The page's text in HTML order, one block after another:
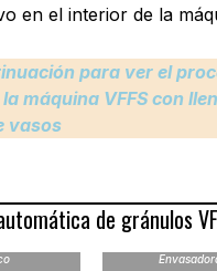
en el interior de la
para ver el
máquina VFFS con
vasos
de gránulos